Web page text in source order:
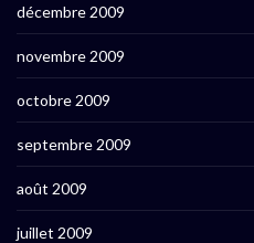
décembre 2009
novembre 2009
octobre 2009
septembre 2009
août 2009
juillet 2009